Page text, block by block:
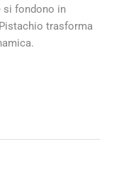
si fondono in
trasforma